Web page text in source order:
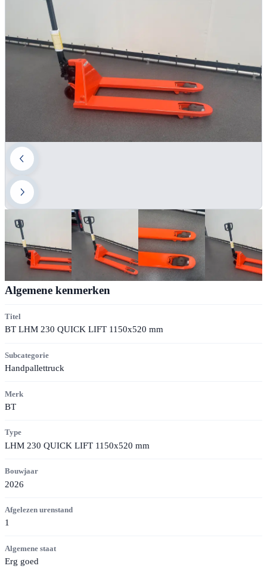
Algemene kenmerken
Titel
BT LHM 230 QUICK LIFT 1150x520 mm
Subcategorie
Handpallettruck
Merk
BT
Type
LHM 230 QUICK LIFT 1150x520 mm
Bouwjaar
2026
Afgelezen urenstand
1
Algemene staat
Erg goed